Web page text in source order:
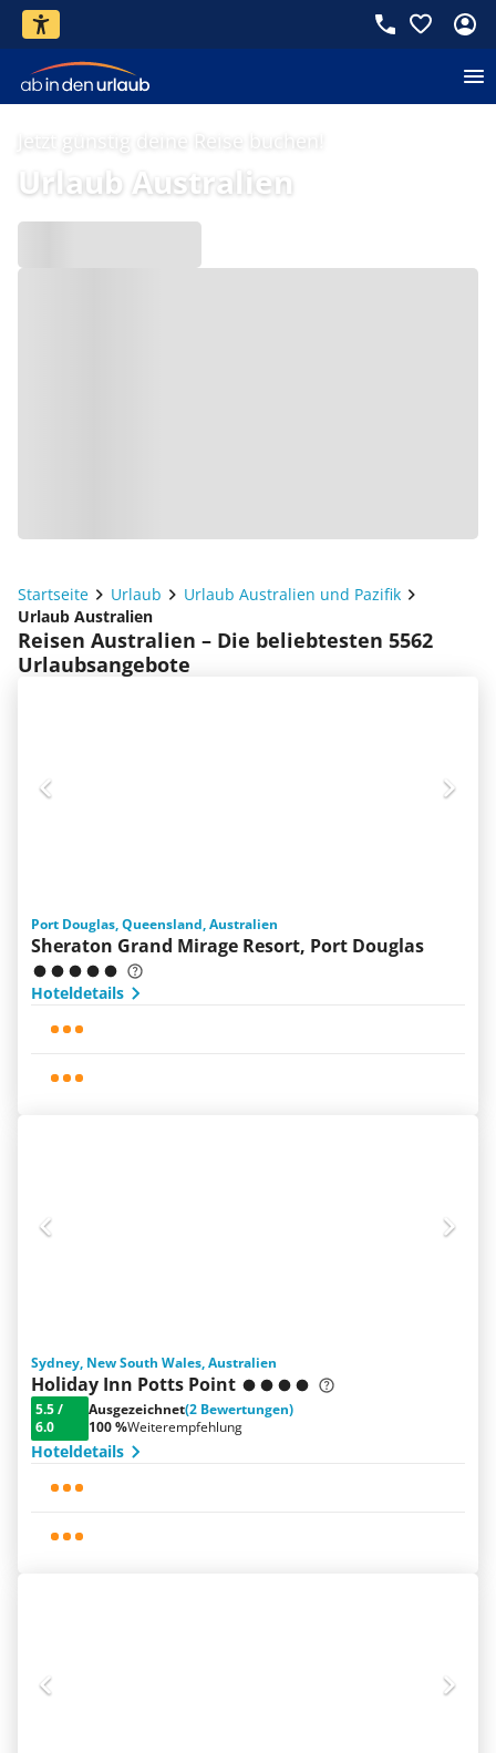
Jetzt günstig deine Reise buchen!
Urlaub Australien
Startseite Urlaub
Urlaub Australien und Pazifik
Urlaub Australien
Reisen Australien – Die beliebtesten 5562
Urlaubsangebote
Port Douglas, Queensland, Australien
Sheraton Grand Mirage Resort, Port Douglas
Hoteldetails
Sydney, New South Wales, Australien
Holiday Inn Potts Point
5.5/
6.0
Ausgezeichnet(2 Bewertungen)
100 %Weiterempfehlung
Hoteldetails